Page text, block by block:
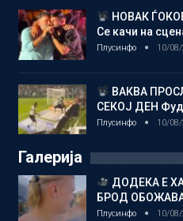
НОВАК
Се качи на
Плусинфо 10/
ВАКВА
СЕКОЈ ДЕН
Плусинфо 10/
Галерија
ДОДЕКА Е
БРОД
Плусинфо 10/